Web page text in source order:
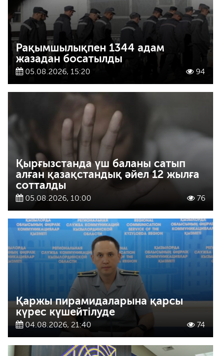
Рақымшылықпен 1344 адам
жазадан босатылды
05.08.2026, 15:20 94
Қырғызстанда үш баланы сатып
алған қазақстандық әйел 12 жылға
сотталды
05.08.2026, 10:00 76
Қаржы пирамидаларына қарсы
күрес күшейтілуде
04.08.2026, 21:40 74